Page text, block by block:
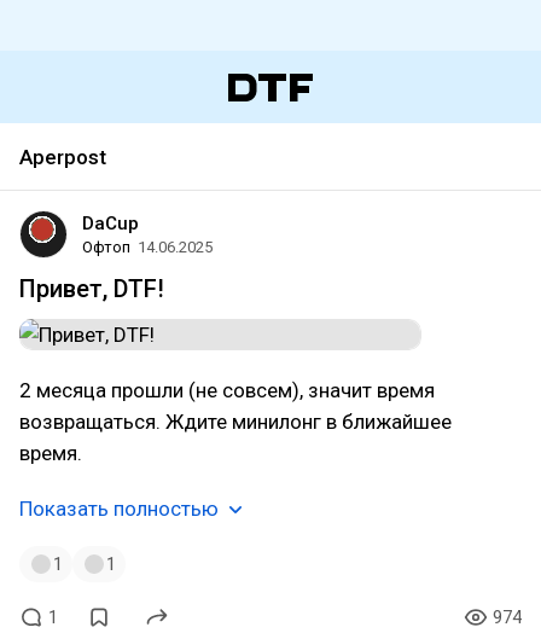
Aperpost
DaCup
Офтоп 14.06.2025
Привет, DTF!
2 месяца прошли (не совсем), значит время
возвращаться. Ждите минилонг в ближайшее
время.
Показать полностью
1 1
1 974